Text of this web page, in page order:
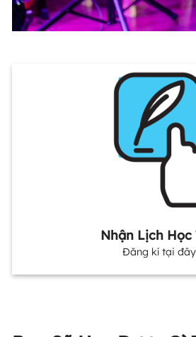
Nhận Lịch Học
Đăng kí tại đây